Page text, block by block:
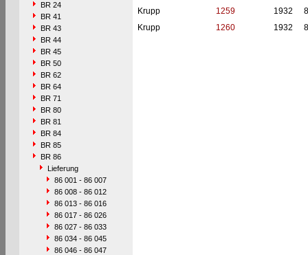
BR 24
BR 41
BR 43
BR 44
BR 45
BR 50
BR 62
BR 64
BR 71
BR 80
BR 81
BR 84
BR 85
BR 86
Lieferung
86 001 - 86 007
86 008 - 86 012
86 013 - 86 016
86 017 - 86 026
86 027 - 86 033
86 034 - 86 045
86 046 - 86 047
Krupp
1259 1932
Krupp
1260 1932